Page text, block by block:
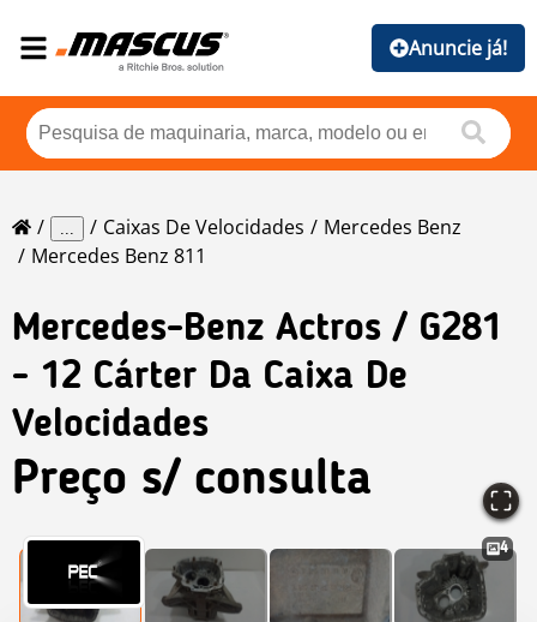
Anuncie já!
... Caixas De Velocidades
Mercedes Benz
Mercedes Benz 811
Mercedes-Benz Actros / G281
- 12 Cárter Da Caixa De
Velocidades
Preço s/ consulta
4